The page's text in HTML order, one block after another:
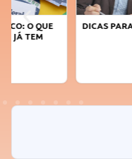
DICAS PARA OBTER